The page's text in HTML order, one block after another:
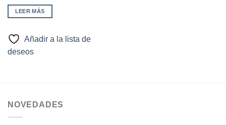
LEER MÁS
Añadir a la lista de
deseos
NOVEDADES